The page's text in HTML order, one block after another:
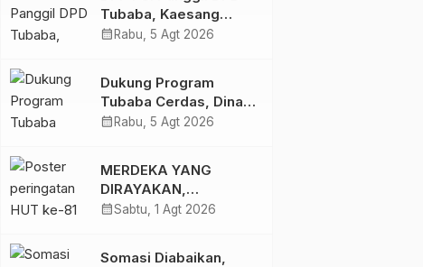
Tubaba, Kaesang
Pangarep Beri Pesan
Demi Kemenangan
2029
calendar_month Rabu, 5 Agt 2026
Dukung Program
Tubaba Cerdas, Dinas
Perpustakaan Layani
dengan Perpustakaan
Keliling
calendar_month Rabu, 5 Agt 2026
MERDEKA YANG
DIRAYAKAN,
KEADILAN YANG
calendar_monthSabtu, 1 Agt 2026
Somasi Diabaikan,